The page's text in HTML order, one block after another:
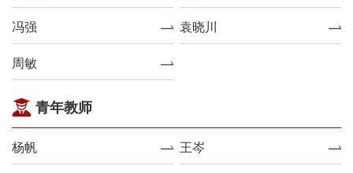
冯强 袁晓川
周敏
青年教师
杨帆 王岑